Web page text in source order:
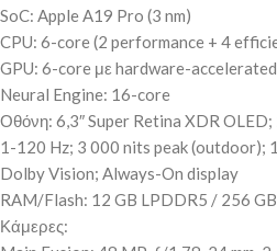
SoC: Apple A19 Pro (3 nm)
CPU: 6-core (2 performance + 4
GPU: 6-core με hardware-
Neural Engine: 16-core
Οθόνη: 6,3″ Super Retina XDR
1-120 Hz; 3 000 nits peak (outdoor);
Dolby Vision; Always-On display
RAM/Flash: 12 GB LPDDR5 / 256
Κάμερες: